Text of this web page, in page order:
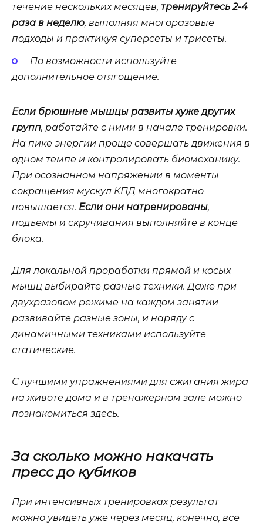
течение нескольких месяцев, тренируйтесь 2-4
раза в неделю, выполняя многоразовые
подходы и практикуя суперсеты и трисеты.
По возможности используйте
дополнительное отягощение.
Если брюшные мышцы развиты хуже других
групп, работайте с ними в начале тренировки.
На пике энергии проще совершать движения в
одном темпе и контролировать биомеханику.
При осознанном напряжении в моменты
сокращения мускул КПД многократно
повышается. Если они натренированы,
подъемы и скручивания выполняйте в конце
блока.
Для локальной проработки прямой и косых
мышц выбирайте разные техники. Даже при
двухразовом режиме на каждом занятии
развивайте разные зоны, и наряду с
динамичными техниками используйте
статические.
С лучшими упражнениями для сжигания жира
на животе дома и в тренажерном зале можно
познакомиться здесь.
За сколько можно накачать
пресс до кубиков
При интенсивных тренировках результат
можно увидеть уже через месяц, конечно, все